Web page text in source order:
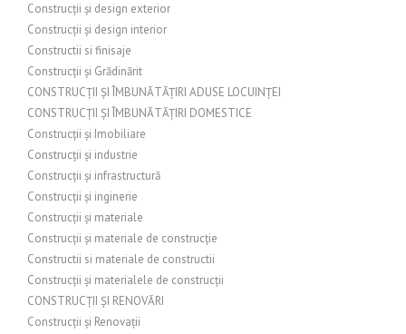
Construcții și design exterior
Construcții și design interior
Constructii si finisaje
Construcții și Grădinărit
CONSTRUCȚII ȘI ÎMBUNĂTĂȚIRI ADUSE LOCUINȚEI
CONSTRUCȚII ȘI ÎMBUNĂTĂȚIRI DOMESTICE
Construcții și Imobiliare
Construcții și industrie
Construcții și infrastructură
Construcții și inginerie
Construcții și materiale
Construcții și materiale de construcție
Constructii si materiale de constructii
Construcții și materialele de construcții
CONSTRUCȚII ȘI RENOVĂRI
Construcții și Renovații